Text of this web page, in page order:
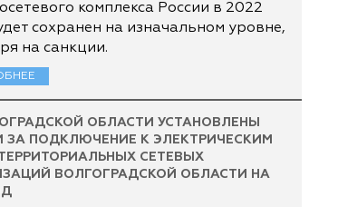
комплекса России в 2022
сохранен на изначальном уровне,
на санкции.
ОБЛАСТИ УСТАНОВЛЕНЫ
ЗА ПОДКЛЮЧЕНИЕ К ЭЛЕКТРИЧЕСКИМ
СЕТЕВЫХ
ВОЛГОГРАДСКОЙ ОБЛАСТИ НА